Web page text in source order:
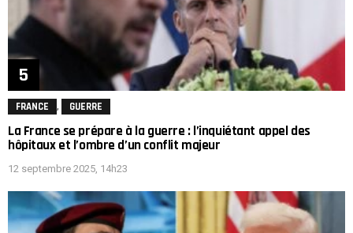
FRANCE , GUERRE
La France se prépare à la guerre : l’inquiétant appel des
hôpitaux et l’ombre d’un conflit majeur
12 septembre 2025, 14h23